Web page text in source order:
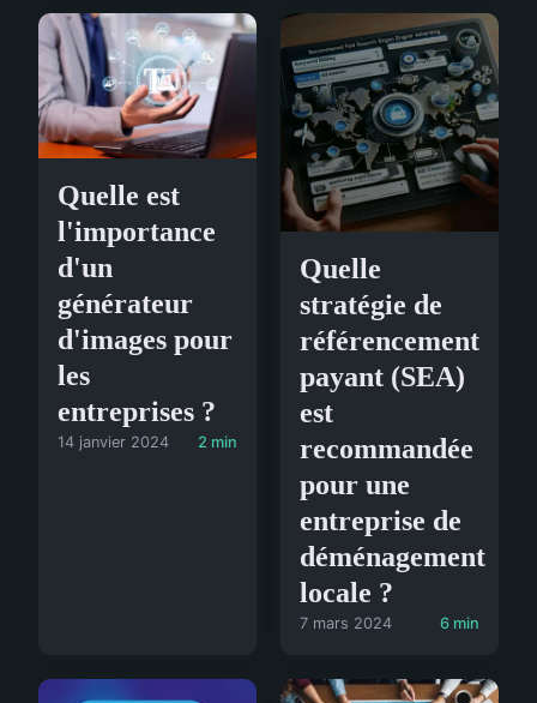
Quelle est
l'importance
d'un
générateur
d'images pour
les
entreprises ?
14 janvier 2024 2 min
Quelle
stratégie de
référencement
payant (SEA)
est
recommandée
pour une
entreprise de
déménagement
locale ?
7 mars 2024 6 min